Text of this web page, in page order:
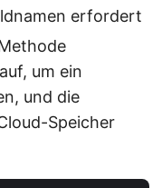
erfordert
um ein
und die
Speicher